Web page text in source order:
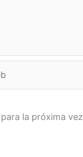
la próxima vez